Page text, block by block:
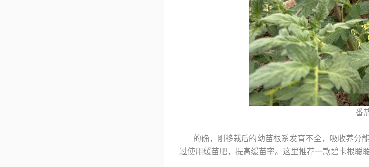
番
的确，刚移栽后的幼苗根系发育不全，吸收养分
过使用缓苗肥，提高缓苗率。这里推荐一款碧卡根聪